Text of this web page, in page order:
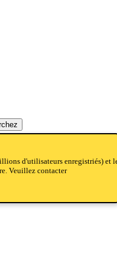
d'utilisateurs enregistriés) et
Veuillez contacter